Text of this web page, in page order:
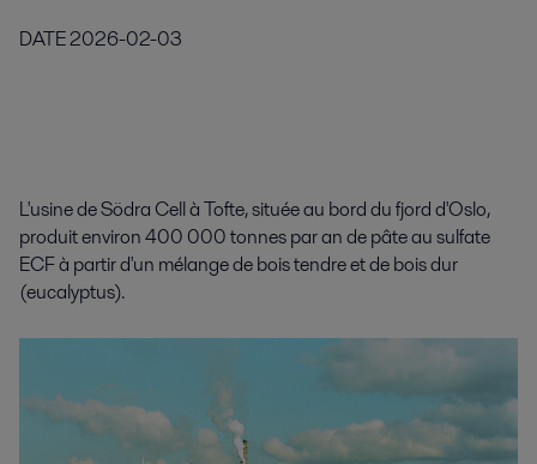
DATE2026-02-03
L'usine de Södra Cell à Tofte, située au bord du fjord d'Oslo,
produit environ 400 000 tonnes par an de pâte au sulfate
ECF à partir d'un mélange de bois tendre et de bois dur
(eucalyptus).